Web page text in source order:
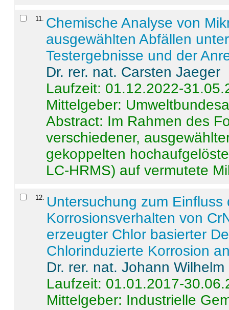
11
Chemische Analyse von
ausgewählten Abfällen
Testergebnisse und der
Dr. rer. nat. Carsten Jaeger
Laufzeit: 01.12.2022-
Mittelgeber:
Abstract: Im Rahmen des
verschiedener,
gekoppelten
LC-HRMS) auf vermutete
12
Untersuchung zum
Korrosionsverhalten von
erzeugter Chlor basierter
Chlorinduzierte Korrosion
Dr. rer. nat. Johann
Laufzeit: 01.01.2017-
Mittelgeber: Industrielle